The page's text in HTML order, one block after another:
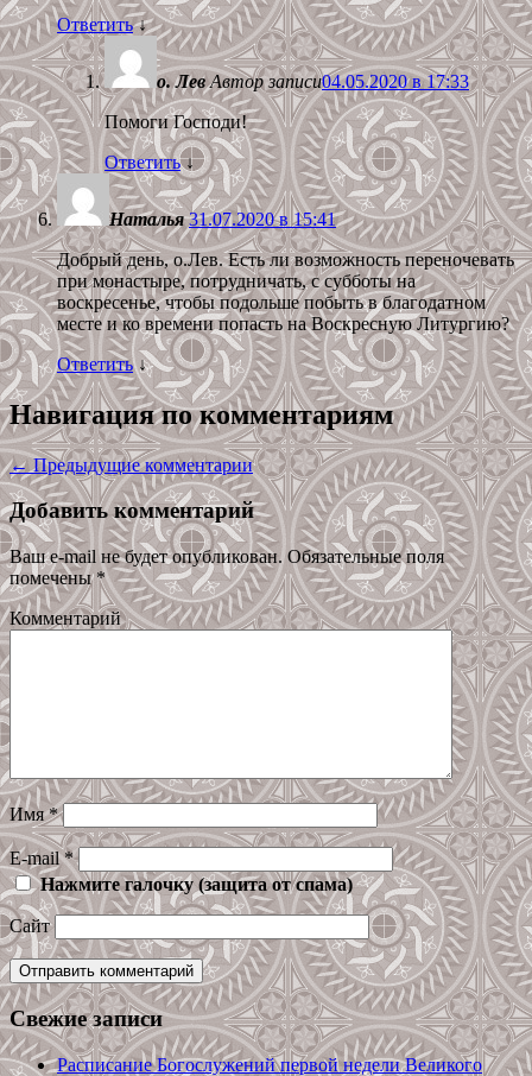
Ответить ↓
о. Лев Автор записи04.05.2020 в 17:33
Помоги Господи!
Ответить ↓
Наталья 31.07.2020 в 15:41
Добрый день, о.Лев. Есть ли возможность переночевать
при монастыре, потрудничать, с субботы на
воскресенье, чтобы подольше побыть в благодатном
месте и ко времени попасть на Воскресную Литургию?
Ответить ↓
Навигация по комментариям
← Предыдущие комментарии
Добавить комментарий
Ваш e-mail не будет опубликован. Обязательные поля
помечены*
Комментарий
Имя*
E-mail*
Нажмите галочку (защита от спама)
Сайт
Свежие записи
Расписание Богослужений первой недели Великого